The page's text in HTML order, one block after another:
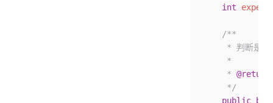
    int
    /**
* 判断是否
     *
     *
@return
     */
    public